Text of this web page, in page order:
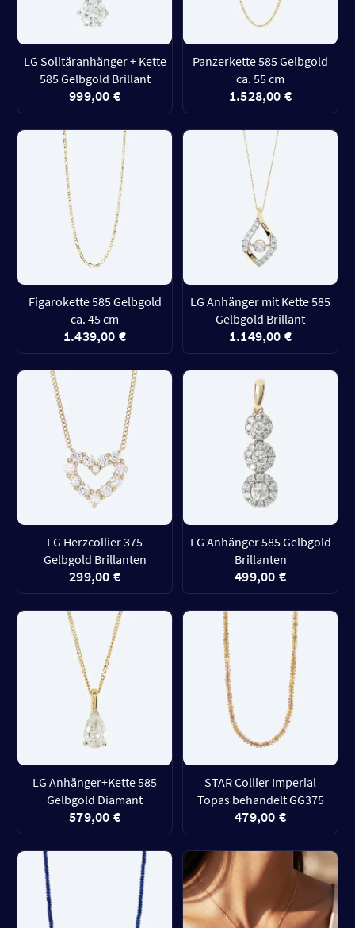
LG Solitäranhänger + Kette
585 Gelbgold Brillant
999,00 €
Panzerkette 585 Gelbgold
ca. 55 cm
1.528,00 €
Figarokette 585 Gelbgold
ca. 45 cm
1.439,00 €
LG Anhänger mit Kette 585
Gelbgold Brillant
1.149,00 €
LG Herzcollier 375
Gelbgold Brillanten
299,00 €
LG Anhänger 585 Gelbgold
Brillanten
499,00 €
LG Anhänger+Kette 585
Gelbgold Diamant
579,00 €
STAR Collier Imperial
Topas behandelt GG375
479,00 €